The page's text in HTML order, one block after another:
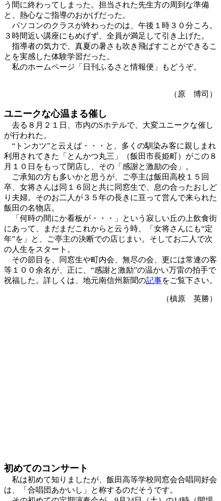
う間に終わってしまった。担当された先生方の周到な準備
と、熱心なご指導のおかげだった。
パソコンのクラスが終わったのは、午後１時３０分ころ。
３時間近い講座にもめげず、全員が満足して引き上げた。
指導者の気力で、真夏の暑さも吹き飛ばすことができるこ
とを実感した体験学習だった。
私のホームページ「日刊ふるさと情報便」もどうぞ。
（原 博司）
ユニークな心温まる催し
去る８月２１日、市内のSホテルで、大変ユニークな催し
が行われた。
“トンカツ”と云えば・・・と、多くの馴染み客に親しまれ
利用されてきた「とんかつ丸三」（飯田市長姫町）がこの８
月１０日をもって閉店し、その「感謝と激励の会」。
ご承知の方も多いかと思うが、ご亭主は飯田高校１５回
卒、女将さんは同１６回と共に同窓生で、息の合ったおしど
り夫婦。そのお二人が３５年の長きに亘って営んで来られた
飯田の名物店。
「何時の間にか看板が・・・」という寂しい丘の上飲食街
にあって、まだまだこれからと云う時、「女将さんにも“定
年”を」と、ご亭主の決断での店じまい。そしてお二人で次
の人生をスタート。
その節目を、同窓生や町内会、無尽の会、更には常連の客
等１００余名が、正に、“感謝と激励”の温かい万雷の拍手で
祝福した。詳しくは、地元南信州新聞の記事をご覧下さい。
（槙原 英勝）
初めてのコンサート
私は初めて知りましたが、飯田高等学校同窓会合唱同好会
は、「合唱団あかいし」と称するのだそうです。